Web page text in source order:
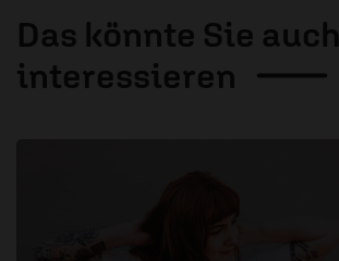
Das könnte Sie auch
interessieren